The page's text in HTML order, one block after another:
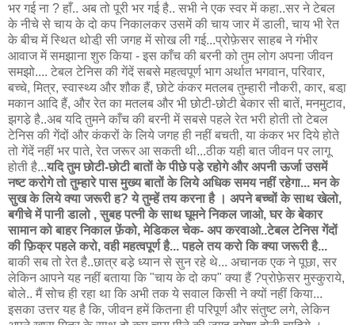
भर गई ना ? हाँ.. अब तो पूरी भर गई है.. सभी ने एक स्वर में कहा..सर ने टेबल
के नीचे से चाय के दो कप निकालकर उसमें की चाय जार में डाली, चाय भी रेत
के बीच में स्थित थोडी़ सी जगह में सोख ली गई...प्रोफ़ेसर साहब ने गंभीर
आवाज में समझाना शुरु किया - इस काँच की बरनी को तुम लोग अपना जीवन
समझो.... टेबल टेनिस की गेंदें सबसे महत्वपूर्ण भाग अर्थात भगवान, परिवार,
बच्चे, मित्र, स्वास्थ्य और शौक हैं, छोटे कंकर मतलब तुम्हारी नौकरी, कार, बडा़
मकान आदि हैं, और रेत का मतलब और भी छोटी-छोटी बेकार सी बातें, मनमुटाव,
झगडे़ है..अब यदि तुमने काँच की बरनी में सबसे पहले रेत भरी होती तो टेबल
टेनिस की गेंदों और कंकरों के लिये जगह ही नहीं बचती, या कंकर भर दिये होते
तो गेंदें नहीं भर पाते, रेत जरूर आ सकती थी...ठीक यही बात जीवन पर लागू
होती है...यदि तुम छोटी-छोटी बातों के पीछे पडे़ रहोगे और अपनी ऊर्जा उसमें
नष्ट करोगे तो तुम्हारे पास मुख्य बातों के लिये अधिक समय नहीं रहेगा... मन के
सुख के लिये क्या जरूरी ह? ये तुम्हें तय करना है । अपने बच्चों के साथ खेलो,
बगीचे में पानी डालो , सुबह पत्नी के साथ घूमने निकल जाओ, घर के बेकार
सामान को बाहर निकाल फ़ेंको, मेडिकल चेक- अप करवाओ..टेबल टेनिस गेंदों
की फ़िक्र पहले करो, वही महत्वपूर्ण है... पहले तय करो कि क्या जरूरी है...
बाकी सब तो रेत है..छात्र बडे़ ध्यान से सुन रहे थे... अचानक एक ने पूछा, सर
लेकिन आपने यह नहीं बताया कि "चाय के दो कप" क्या हैं ?प्रोफ़ेसर मुस्कुराये,
बोले.. मैं सोच ही रहा था कि अभी तक ये सवाल किसी ने क्यों नहीं किया...
इसका उत्तर यह है कि, जीवन हमें कितना ही परिपूर्ण और संतुष्ट लगे, लेकिन